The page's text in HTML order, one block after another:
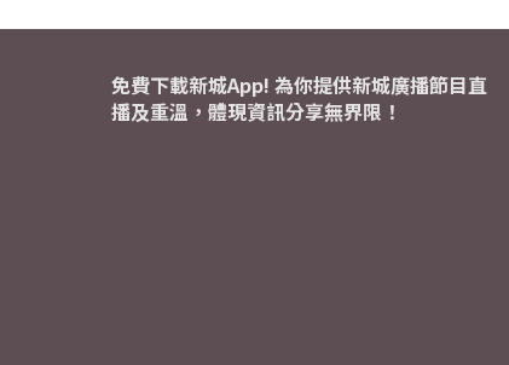
免費下載新城App! 為你提供新城廣播節目直
播及重溫，體現資訊分享無界限！